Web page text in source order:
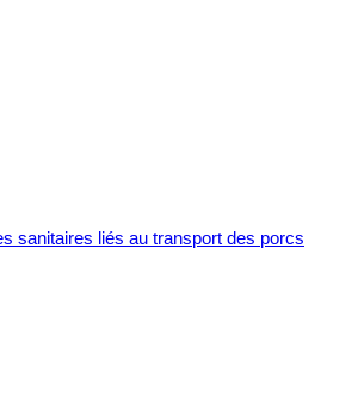
sanitaires liés au transport des porcs